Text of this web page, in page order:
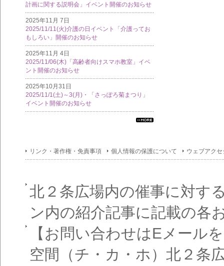
計画に関する説明会」イベント開催のお知らせ
2025年11月 7日
2025/11/11(火)介護の日イベント「介護ってお
もしろい」開催のお知らせ
2025年11月 4日
2025/11/06(木)「高齢者向けスマホ教室」イベ
ント開催のお知らせ
2025年10月31日
2025/11/1(土)～3(月)・「さっぽろ菊まつり」
イベント開催のお知らせ
フォ
メー
覧
リンク・著作権・免責事項 個人情報の保護について ウェブアク
北２条広場内の催事に対す
ン内の紹介記事に記載の各
【お問い合わせはEメール
空間（チ・カ・ホ）北２条